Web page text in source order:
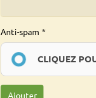
Anti-spam
CLIQUEZ
Ajouter